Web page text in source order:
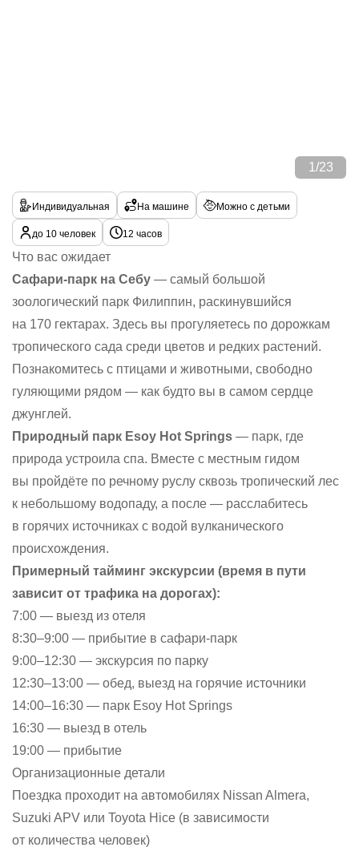
1 /23
Индивидуальная На машине Можно с детьми
до 10 человек 12 часов
Что вас ожидает
Сафари-парк на Себу — самый большой
зоологический парк Филиппин, раскинувшийся
на 170 гектарах. Здесь вы прогуляетесь по дорожкам
тропического сада среди цветов и редких растений.
Познакомитесь с птицами и животными, свободно
гуляющими рядом — как будто вы в самом сердце
джунглей.
Природный парк Esoy Hot Springs — парк, где
природа устроила спа. Вместе с местным гидом
вы пройдёте по речному руслу сквозь тропический лес
к небольшому водопаду, а после — расслабитесь
в горячих источниках с водой вулканического
происхождения.
Примерный тайминг экскурсии (время в пути
зависит от трафика на дорогах):
7:00 — выезд из отеля
8:30–9:00 — прибытие в сафари-парк
9:00–12:30 — экскурсия по парку
12:30–13:00 — обед, выезд на горячие источники
14:00–16:30 — парк Esoy Hot Springs
16:30 — выезд в отель
19:00 — прибытие
Организационные детали
Поездка проходит на автомобилях Nissan Almera,
Suzuki APV или Toyota Hice (в зависимости
от количества человек)